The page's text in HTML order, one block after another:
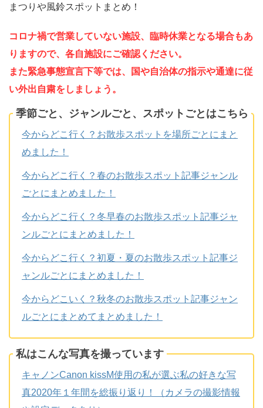
まつりや風鈴スポットまとめ！
コロナ禍で営業していない施設、臨時休業となる場合もあ
りますので、各自施設にご確認ください。
また緊急事態宣言下等では、国や自治体の指示や通達に従
い外出自粛をしましょ う。
季節ごと、ジャンルごと、スポットごとはこちら
今からどこ行く？お散歩スポットを場所ごとにまと
めました！
今からどこ行く？春のお散歩スポット記事ジャンル
ごとにまとめました！
今からどこ行く？冬早春のお散歩スポット記事ジャ
ンルごとにまとめました！
今からどこ行く？初夏・夏のお散歩スポット記事ジ
ャンルごとにまとめました！
今からどこいく？秋冬のお散歩スポット記事ジャン
ルごとにまとめてまとめました！
私はこんな写真を撮っています
キャノンCanon kissM使用の私が選ぶ私の好きな写
真2020年１年間を総振り返り！（カメラの撮影情報